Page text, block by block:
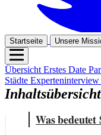
Startseite Unsere
ÜbersichtErstes Date
Städte Experteninterview
Inhaltsübersicht
Was bedeutet